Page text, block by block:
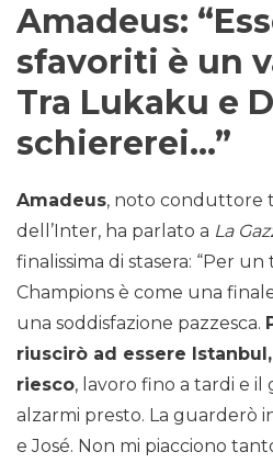
Amadeus:
sfavoriti è un
Tra Lukaku e
schiererei…”
Amadeus, noto conduttore
dell’Inter, ha parlato a La
finalissima di stasera: “Per
Champions è come una
una soddisfazione pazzesca.
riuscirò ad essere
riesco, lavoro fino a tardi e
alzarmi presto. La guarderò
e José. Non mi piacciono